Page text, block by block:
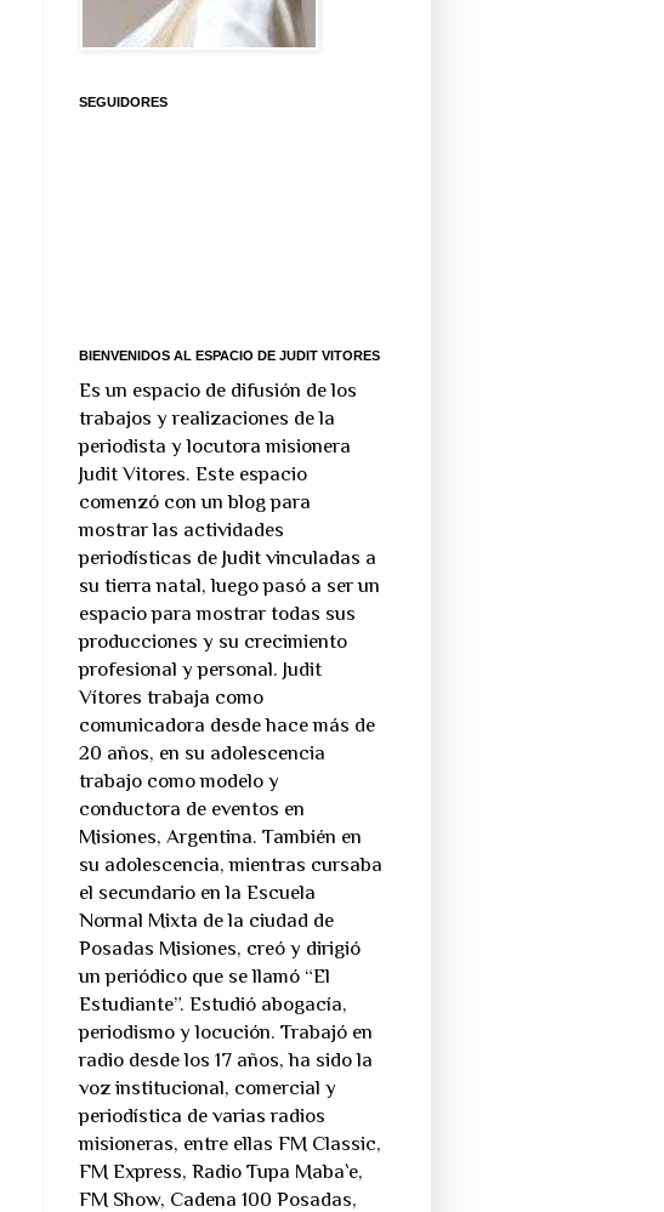
SEGUIDORES
BIENVENIDOS AL ESPACIO DE JUDIT VITORES
Es un espacio de difusión de los
trabajos y realizaciones de la
periodista y locutora misionera
Judit Vitores. Este espacio
comenzó con un blog para
mostrar las actividades
periodísticas de Judit vinculadas a
su tierra natal, luego pasó a ser un
espacio para mostrar todas sus
producciones y su crecimiento
profesional y personal. Judit
Vítores trabaja como
comunicadora desde hace más de
20 años, en su adolescencia
trabajo como modelo y
conductora de eventos en
Misiones, Argentina. También en
su adolescencia, mientras cursaba
el secundario en la Escuela
Normal Mixta de la ciudad de
Posadas Misiones, creó y dirigió
un periódico que se llamó “El
Estudiante”. Estudió abogacía,
periodismo y locución. Trabajó en
radio desde los 17 años, ha sido la
voz institucional, comercial y
periodística de varias radios
misioneras, entre ellas FM Classic,
FM Express, Radio Tupa Maba`e,
FM Show, Cadena 100 Posadas,